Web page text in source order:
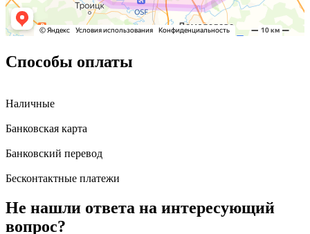
Способы оплаты
Наличные
Банковская карта
Банковский перевод
Бесконтактные платежи
Не нашли ответа на интересующий
вопрос?